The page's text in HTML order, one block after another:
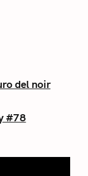
del noir
#78